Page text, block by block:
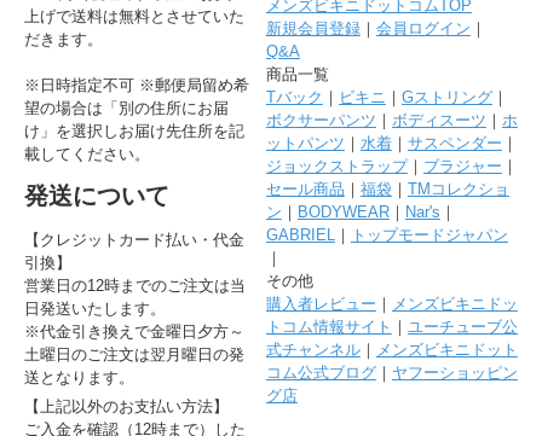
上げで送料は無料とさせていた
だきます。
※日時指定不可 ※郵便局留め希
望の場合は「別の住所にお届
け」を選択しお届け先住所を記
載してください。
発送について
【クレジットカード払い・代金
引換】
営業日の12時までのご注文は当
日発送いたします。
※代金引き換えで金曜日夕方～
土曜日のご注文は翌月曜日の発
送となります。
【上記以外のお支払い方法】
ご入金を確認（12時まで）した
メンズビキニドットコムTOP
新規会員登録｜ 会員ログイン ｜
Q&A
商品一覧
Tバック ｜ ビキニ ｜ Gストリング｜
ボクサーパンツ ｜ ボディスーツ ｜ ホ
ットパンツ ｜ 水着｜ サスペンダー ｜
ジョックストラップ｜ ブラジャー ｜
セール商品 ｜ 福袋｜ TMコレクショ
ン ｜ BODYWEAR｜ Nar's ｜
GABRIEL｜
トップモードジャパン
｜
その他
購入者レビュー ｜ メンズビキニドッ
トコム情報サイト ｜ ユーチューブ公
式チャンネル｜ メンズビキニドット
コム公式ブログ｜ ヤフーショッピン
グ店